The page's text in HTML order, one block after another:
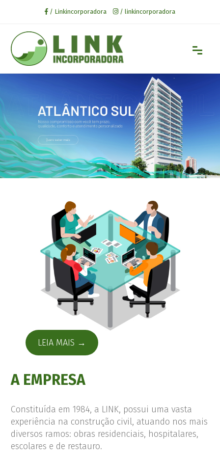
/ Linkincorporadora / linkincorporadora
LEIA MAIS →
A EMPRESA
Constituída em 1984, a LINK, possui uma vasta
experiência na construção civil, atuando nos mais
diversos ramos: obras residenciais, hospitalares,
escolares e de restauro.